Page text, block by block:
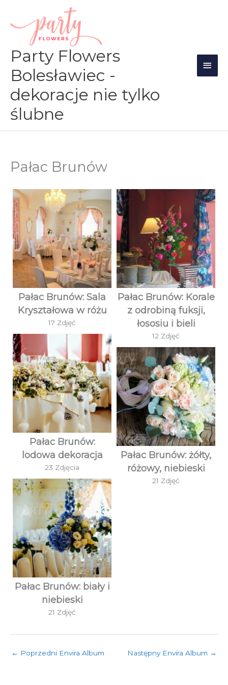
treści
Party Flowers
Bolesławiec -
dekoracje nie tylko
ślubne
Pałac Brunów
Pałac Brunów: Sala
Kryształowa w różu
17 Zdjęć
Pałac Brunów: Korale
z odrobiną fuksji,
łososiu i bieli
12 Zdjęć
Pałac Brunów:
lodowa dekoracja
23 Zdjęcia
Pałac Brunów: żółty,
różowy, niebieski
21 Zdjęć
Pałac Brunów: biały i
niebieski
21 Zdjęć
← Poprzedni Envira Album Następny Envira Album →